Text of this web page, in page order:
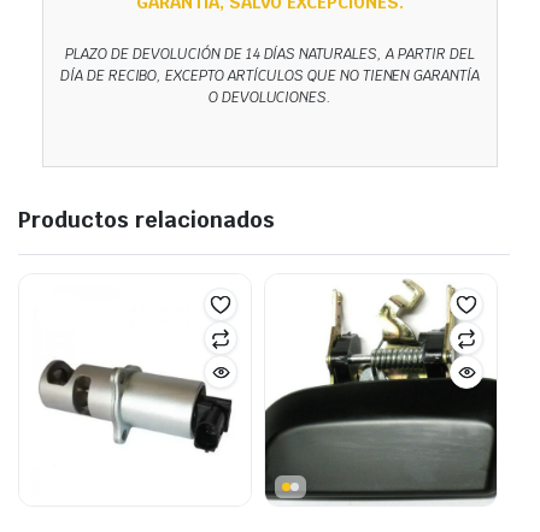
PLAZO DE DEVOLUCIÓN DE 14 DÍAS NATURALES, A PARTIR DEL
DÍA DE RECIBO, EXCEPTO ARTÍCULOS QUE NO TIENEN GARANTÍA
O DEVOLUCIONES.
Productos relacionados